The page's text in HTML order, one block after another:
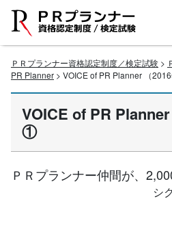
ＰＲプランナー資格認定制度／検定試験 >
PR Planner > VOICE of PR Planner （
VOICE of PR Planner
①
ＰＲプランナー仲間が、
シ